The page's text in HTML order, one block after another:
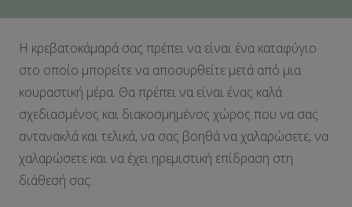
Η κρεβατοκάμαρά σας πρέπει να είναι ένα καταφύγιο
στο οποίο μπορείτε να αποσυρθείτε μετά από μια
κουραστική μέρα. Θα πρέπει να είναι ένας καλά
σχεδιασμένος και διακοσμημένος χώρος που να σας
αντανακλά και τελικά, να σας βοηθά να χαλαρώσετε, να
χαλαρώσετε και να έχει ηρεμιστική επίδραση στη
διάθεσή σας.